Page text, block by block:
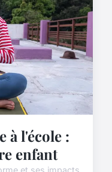
à l'école :
enfant
et ses impacts